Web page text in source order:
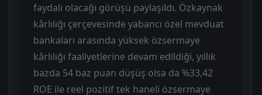
faydalı olacağı görüşü paylaşıldı. Özkaynak
kârlılığı çerçevesinde yabancı özel mevduat
bankaları arasında yüksek özsermaye
kârlılığı faaliyetlerine devam edildiği, yıllık
bazda 54 baz puan düşüş olsa da %33,42
ROE ile reel pozitif tek haneli özsermaye